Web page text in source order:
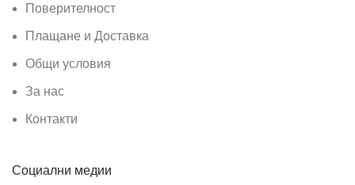
Поверителност
Плащане и Доставка
Общи условия
За нас
Контакти
Социални медии